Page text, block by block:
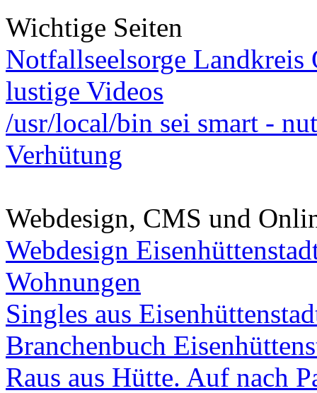
Wichtige Seiten
Notfallseelsorge Landkreis
lustige Videos
/usr/local/bin sei smart -
Verhütung
Webdesign, CMS und
Webdesign
Wohnungen
Singles aus
Branchenbuch
Raus aus Hütte. Auf nach